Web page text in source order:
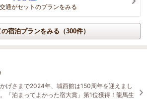
通がセットのプランをみる
宿泊プランをみる（300件）
げさまで2024年、城西館は150周年を迎えまし
「泊まってよかった宿大賞」第1位獲得！龍馬生